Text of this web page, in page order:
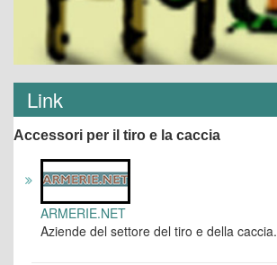
Link
Accessori per il tiro e la caccia
ARMERIE.NET
Aziende del settore del tiro e della caccia.